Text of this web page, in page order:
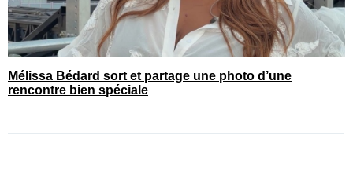
Mélissa Bédard sort et partage une photo d’une
rencontre bien spéciale